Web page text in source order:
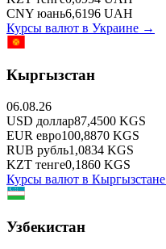
CNY юань6,6196 UAH
Курсы валют в Украине →
Кыргызстан
06.08.26
USD доллар87,4500 KGS
EUR евро100,8870 KGS
RUB рубль1,0834 KGS
KZT тенге0,1860 KGS
Курсы валют в Кыргызстане
Узбекистан